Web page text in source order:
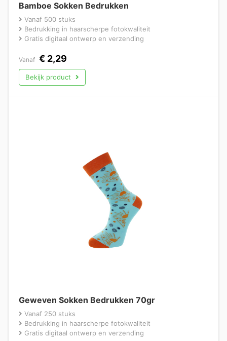
Bamboe Sokken Bedrukken
Vanaf 500 stuks
Bedrukking in haarscherpe fotokwaliteit
Gratis digitaal ontwerp en verzending
Vanaf € 2,29
Bekijk product
Geweven Sokken Bedrukken 70gr
Vanaf 250 stuks
Bedrukking in haarscherpe fotokwaliteit
Gratis digitaal ontwerp en verzending